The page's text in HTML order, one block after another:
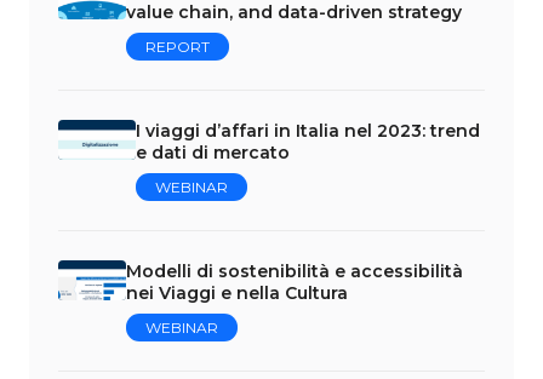
value chain, and data-driven strategy
REPORT
I viaggi d’affari in Italia nel 2023: trend
e dati di mercato
WEBINAR
Modelli di sostenibilità e accessibilità
nei Viaggi e nella Cultura
WEBINAR